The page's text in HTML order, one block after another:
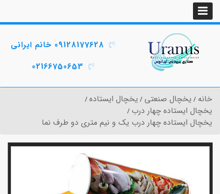
09128177628 خانم ایرانی
02166750653
خانه یخچال صنعتی یخچال ایستاده
یخچال ایستاده چهار درب
یخچال ایستاده چهار درب یک و نیم متری دو طرف نما